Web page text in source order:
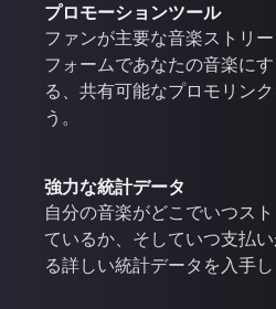
プロモーションツール
ファンが主要な音楽ストリ
フォームであなたの音楽に
る、共有可能なプロモリン
う。
強力な統計データ
自分の音楽がどこでいつス
ているか、そしていつ支払
る詳しい統計データを入手し